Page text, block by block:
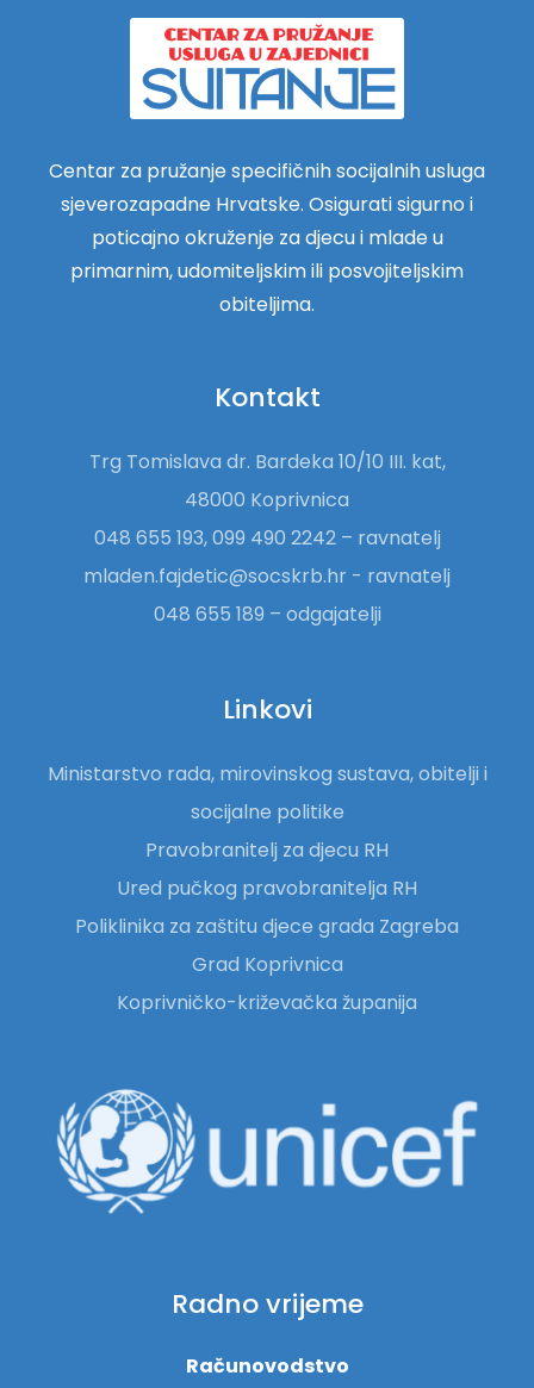
Centar za pružanje specifičnih socijalnih usluga
sjeverozapadne Hrvatske. Osigurati sigurno i
poticajno okruženje za djecu i mlade u
primarnim, udomiteljskim ili posvojiteljskim
obiteljima.
Kontakt
Trg Tomislava dr. Bardeka 10/10 III. kat,
48000 Koprivnica
048 655 193, 099 490 2242 – ravnatelj
mladen.fajdetic@socskrb.hr - ravnatelj
048 655 189 – odgajatelji
Linkovi
Ministarstvo rada, mirovinskog sustava, obitelji i
socijalne politike
Pravobranitelj za djecu RH
Ured pučkog pravobranitelja RH
Poliklinika za zaštitu djece grada Zagreba
Grad Koprivnica
Koprivničko-križevačka županija
Radno vrijeme
Računovodstvo